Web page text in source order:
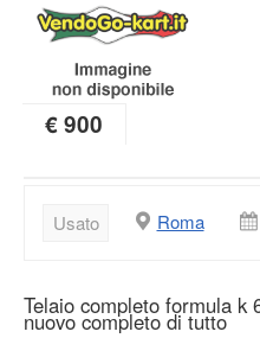
€ 900
Usato Roma
Telaio completo formula k
nuovo completo di tutto